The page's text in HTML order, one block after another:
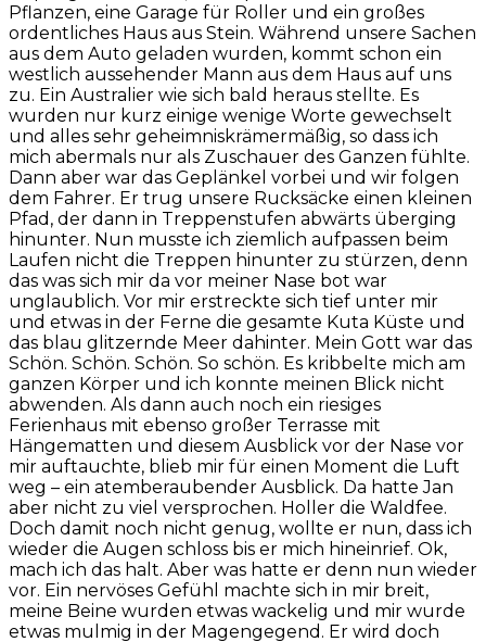
Pflanzen, eine Garage für Roller und ein großes
ordentliches Haus aus Stein. Während unsere Sachen
aus dem Auto geladen wurden, kommt schon ein
westlich aussehender Mann aus dem Haus auf uns
zu. Ein Australier wie sich bald heraus stellte. Es
wurden nur kurz einige wenige Worte gewechselt
und alles sehr geheimniskrämermäßig, so dass ich
mich abermals nur als Zuschauer des Ganzen fühlte.
Dann aber war das Geplänkel vorbei und wir folgen
dem Fahrer. Er trug unsere Rucksäcke einen kleinen
Pfad, der dann in Treppenstufen abwärts überging
hinunter. Nun musste ich ziemlich aufpassen beim
Laufen nicht die Treppen hinunter zu stürzen, denn
das was sich mir da vor meiner Nase bot war
unglaublich. Vor mir erstreckte sich tief unter mir
und etwas in der Ferne die gesamte Kuta Küste und
das blau glitzernde Meer dahinter. Mein Gott war das
Schön. Schön. Schön. So schön. Es kribbelte mich am
ganzen Körper und ich konnte meinen Blick nicht
abwenden. Als dann auch noch ein riesiges
Ferienhaus mit ebenso großer Terrasse mit
Hängematten und diesem Ausblick vor der Nase vor
mir auftauchte, blieb mir für einen Moment die Luft
weg – ein atemberaubender Ausblick. Da hatte Jan
aber nicht zu viel versprochen. Holler die Waldfee.
Doch damit noch nicht genug, wollte er nun, dass ich
wieder die Augen schloss bis er mich hineinrief. Ok,
mach ich das halt. Aber was hatte er denn nun wieder
vor. Ein nervöses Gefühl machte sich in mir breit,
meine Beine wurden etwas wackelig und mir wurde
etwas mulmig in der Magengegend. Er wird doch